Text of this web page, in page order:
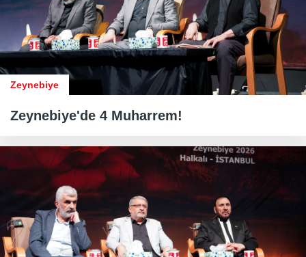
Zeynebiye
Zeynebiye'de 4 Muharrem!